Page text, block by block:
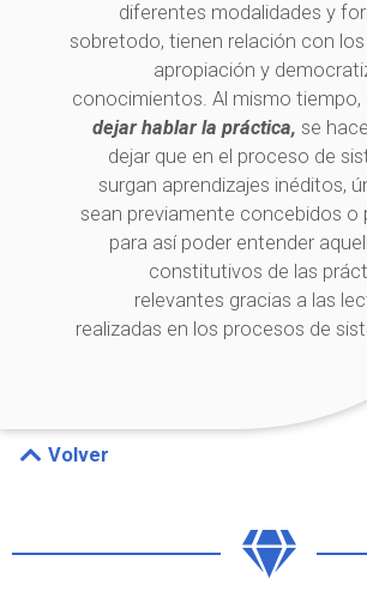
diferentes modalidades y
sobretodo, tienen relación con
apropiación y
conocimientos. Al mismo tiempo,
dejar hablar la práctica, se
dejar que en el proceso de
surgan aprendizajes inéditos,
sean previamente concebidos o
para así poder entender
constitutivos de las
relevantes gracias a las
realizadas en los procesos de
Volver